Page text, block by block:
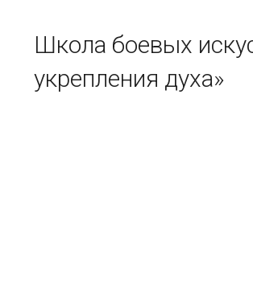
Школа боевых
укрепления духа»